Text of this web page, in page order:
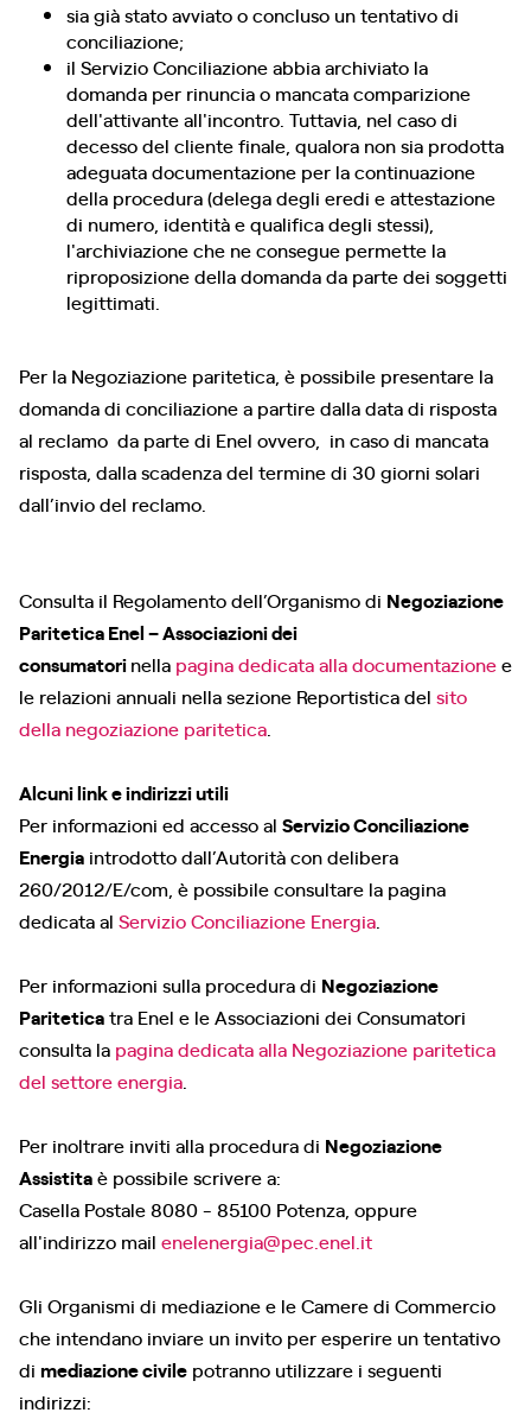
sia già stato avviato o concluso un tentativo di
conciliazione;
il Servizio Conciliazione abbia archiviato la
domanda per rinuncia o mancata comparizione
dell'attivante all'incontro. Tuttavia, nel caso di
decesso del cliente finale, qualora non sia prodotta
adeguata documentazione per la continuazione
della procedura (delega degli eredi e attestazione
di numero, identità e qualifica degli stessi),
l'archiviazione che ne consegue permette la
riproposizione della domanda da parte dei soggetti
legittimati.
Per la Negoziazione paritetica, è possibile presentare la
domanda di conciliazione a partire dalla data di risposta
al reclamo da parte di Enel ovvero, in caso di mancata
risposta, dalla scadenza del termine di 30 giorni solari
dall’invio del reclamo.
Consulta il Regolamento dell’Organismo di Negoziazione
Paritetica Enel – Associazioni dei
consumatorinella pagina dedicata alla documentazionee
le relazioni annuali nella sezione Reportistica del sito
della negoziazione paritetica
Alcuni link e indirizzi utili
Per informazioni ed accesso al Servizio Conciliazione
Energia introdotto dall’Autorità con delibera
260/2012/E/com, è possibile consultare la pagina
dedicata al Servizio Conciliazione Energia
Per informazioni sulla procedura di Negoziazione
Pariteticatra Enel e le Associazioni dei Consumatori
consulta la pagina dedicata alla Negoziazione paritetica
del settore energia
Per inoltrare inviti alla procedura di Negoziazione
Assistitaè possibile scrivere a:
Casella Postale 8080 - 85100 Potenza, oppure
all'indirizzo mail enelenergia@pec.enel.it
Gli Organismi di mediazione e le Camere di Commercio
che intendano inviare un invito per esperire un tentativo
di mediazione civile potranno utilizzare i seguenti
indirizzi: